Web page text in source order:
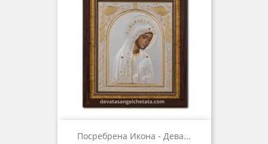
Посребрена Икона - Дева...